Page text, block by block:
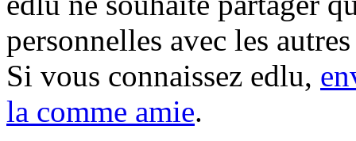
personnelles avec les
Si vous connaissez edlu,
la comme amie.